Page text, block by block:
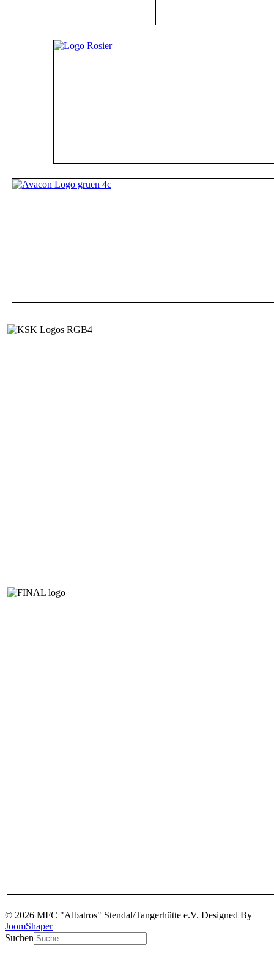
© 2026 MFC "Albatros" Stendal/Tangerhütte e.V. Designed By
JoomShaper
Suchen